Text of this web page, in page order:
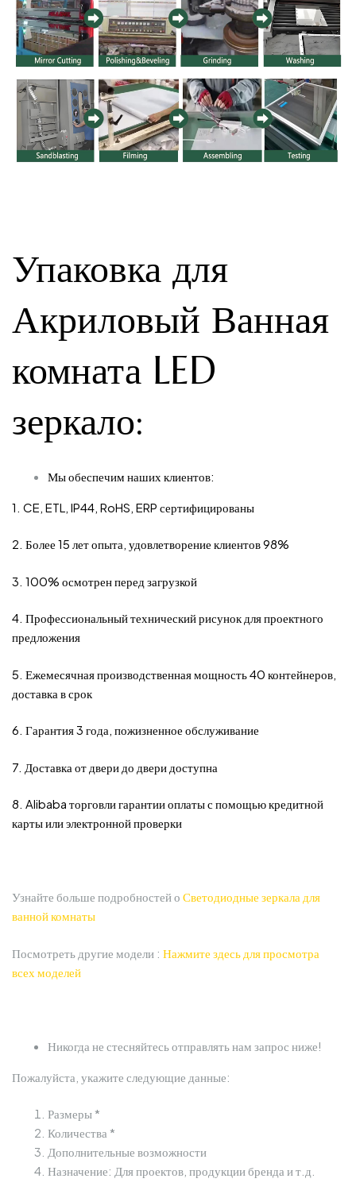
Упаковка для
Акриловый Ванная
комната LED
зеркало:
Мы обеспечим наших клиентов:
1. CE, ETL, IP44, RoHS, ERP сертифицированы
2. Более 15 лет опыта, удовлетворение клиентов 98%
3. 100% осмотрен перед загрузкой
4. Профессиональный технический рисунок для проектного
предложения
5. Ежемесячная производственная мощность 40 контейнеров,
доставка в срок
6. Гарантия 3 года, пожизненное обслуживание
7. Доставка от двери до двери доступна
8. Alibaba торговли гарантии оплаты с помощью кредитной
карты или электронной проверки
Узнайте больше подробностей о Светодиодные зеркала для
ванной комнаты
Посмотреть другие модели : Нажмите здесь для просмотра
всех моделей
Никогда не стесняйтесь отправлять нам запрос ниже!
Пожалуйста, укажите следующие данные:
Размеры *
Количества *
Дополнительные возможности
Назначение: Для проектов, продукции бренда и т.д.